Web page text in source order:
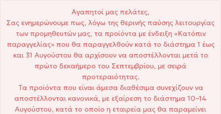
Αγαπητοί μας πελάτες,
Σας ενημερώνουμε πως, λόγω της θερινής παύσης λειτουργίας
των προμηθευτών μας, τα προϊόντα με ένδειξη «Κατόπιν
παραγγελίας» που θα παραγγελθούν κατά το διάστημα 1 έως
και 31 Αυγούστου θα αρχίσουν να αποστέλλονται μετά το
πρώτο δεκαήμερο του Σεπτεμβρίου, με σειρά
προτεραιότητας.
Τα προϊόντα που είναι άμεσα διαθέσιμα συνεχίζουν να
αποστέλλονται κανονικά, με εξαίρεση το διάστημα 10–14
Αυγούστου, κατά το οποίο η εταιρεία μας θα παραμείνει